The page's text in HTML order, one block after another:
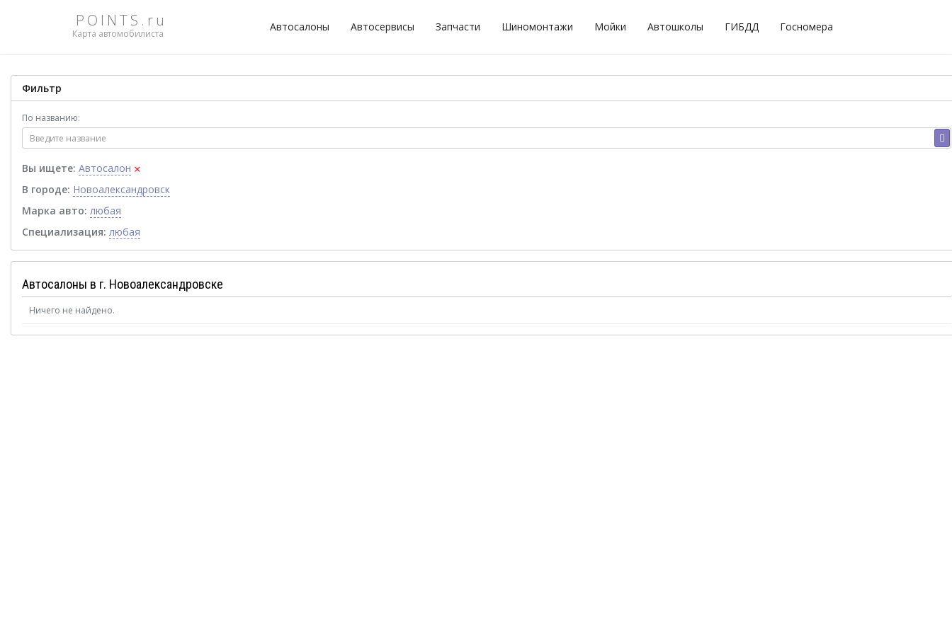
POINTS.ru
Карта автомобилиста
Автосалоны Автосервисы Запчасти Шиномонтажи Мойки Автошколы ГИБДД Госномера
Фильтр
По названию:
Вы ищете: Автосалон ×
В городе: Новоалександровск
Марка авто: любая
Специализация: любая
Автосалоны в г. Новоалександровске
Ничего не найдено.